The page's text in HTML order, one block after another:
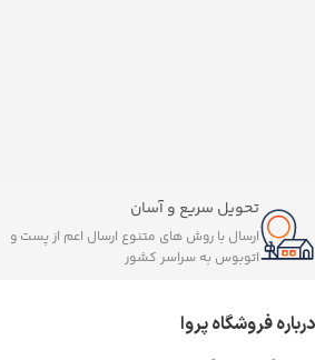
تحویل سریع و آسان
ارسال با روش های متنوع ارسال اعم از پست و
اتوبوس به سراسر کشور
درباره فروشگاه پروا